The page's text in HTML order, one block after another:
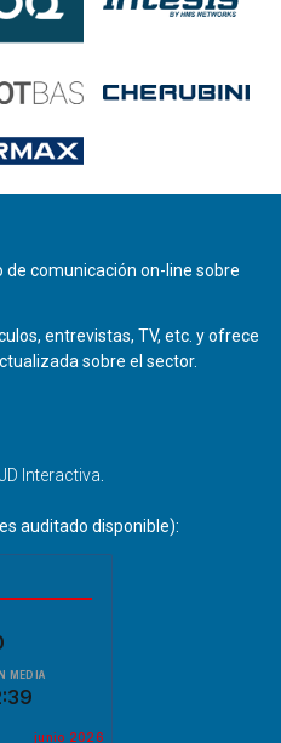
de comunicación on-line sobre
entrevistas, TV, etc. y ofrece
sobre el sector.
Interactiva
auditado disponible):